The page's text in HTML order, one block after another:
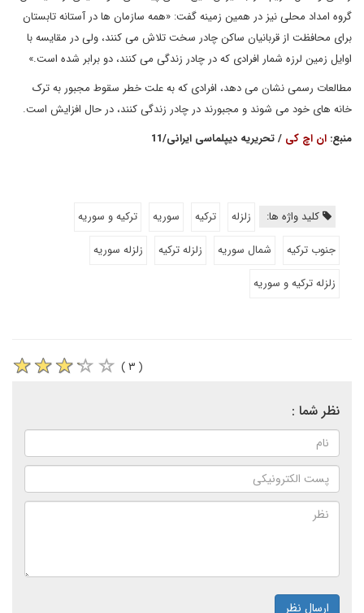
گروه امداد محلی نیز در همین زمینه گفت: «همه سازمان ها در آستانه تابستان
برای محافظت از قربانیان ساکن چادر سخت تلاش می کنند، ولی در مقایسه با
اوایل زمین لرزه شمار افرادی که در چادر زندگی می کنند، دو برابر شده است.»
مطالعات رسمی نشان می دهد، افرادی که به علت خطر سقوط مجبور به ترک
خانه های خود می شوند و مجبورند در چادر زندگی کنند، در حال افزایش است.
منبع:‌ ان اچ کی / تحریریه دیپلماسی ایرانی/11
کلید واژه ها: زلزله ترکیه سوریه
ترکیه و سوریه
جنوب ترکیه
شمال سوریه زلزله ترکیه
زلزله سوریه
زلزله ترکیه و سوریه
( ۳ )
نظر شما :
ارسال نظر